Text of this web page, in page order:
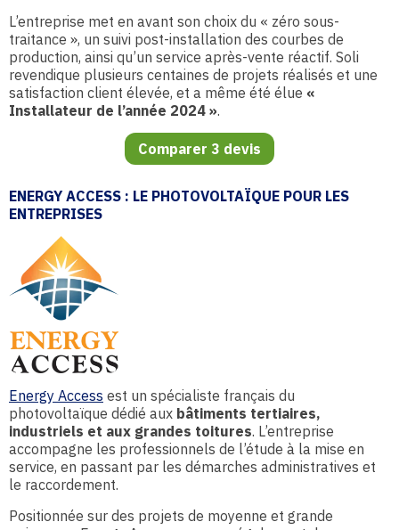
L’entreprise met en avant son choix du « zéro sous-
traitance », un suivi post-installation des courbes de
production, ainsi qu’un service après-vente réactif. Soli
revendique plusieurs centaines de projets réalisés et une
satisfaction client élevée, et a même été élue «
Installateur de l’année 2024 ».
Comparer 3 devis
ENERGY ACCESS : LE PHOTOVOLTAÏQUE POUR LES
ENTREPRISES
Energy Access est un spécialiste français du
photovoltaïque dédié aux bâtiments tertiaires,
industriels et aux grandes toitures. L’entreprise
accompagne les professionnels de l’étude à la mise en
service, en passant par les démarches administratives et
le raccordement.
Positionnée sur des projets de moyenne et grande